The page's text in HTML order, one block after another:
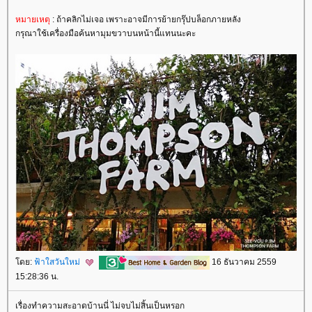
หมายเหตุ : ถ้าคลิกไม่เจอ เพราะอาจมีการย้ายกรุ๊ปบล็อกภายหลัง
กรุณาใช้เครื่องมือค้นหามุมขวาบนหน้านี้แทนนะคะ
ดย: ฟ้าใสวันใหม่
16 ธันวาคม 2559
15:28:36 น.
เรื่องทำความสะอาดบ้านนี่ ไม่จบไม่สิ้นเป็นหรอก